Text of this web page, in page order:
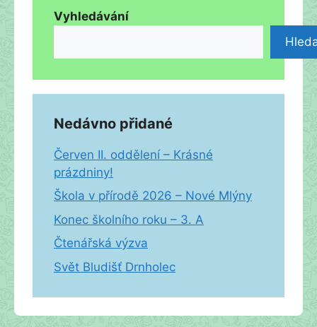
Vyhledávání
Nedávno přidané
Červen II. oddělení – Krásné
prázdniny!
Škola v přírodě 2026 – Nové Mlýny
Konec školního roku – 3. A
Čtenářská výzva
Svět Bludišť Drnholec